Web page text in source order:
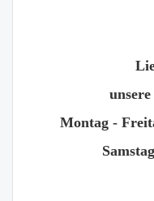
Montag -